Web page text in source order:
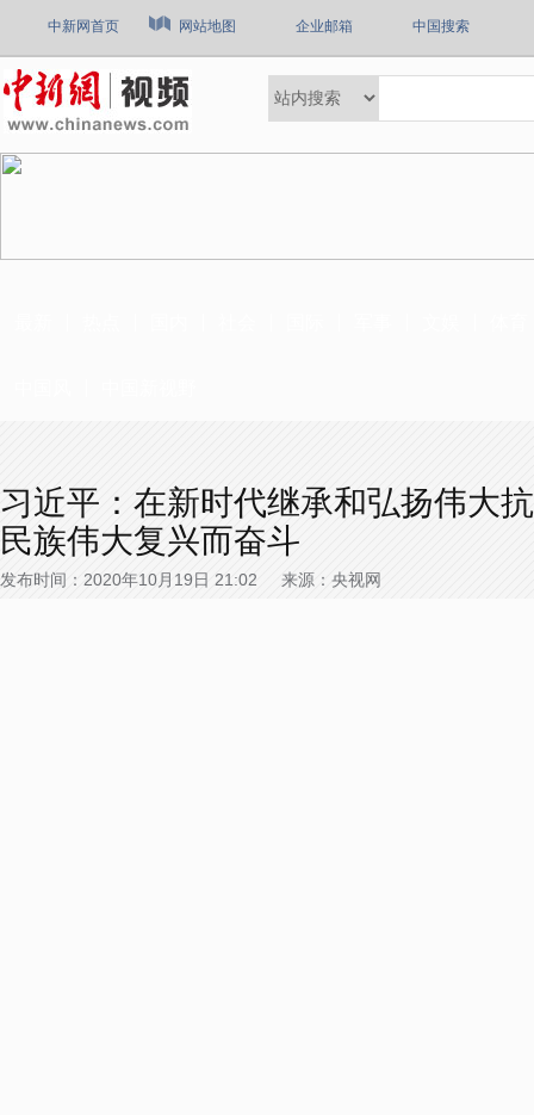
中新网首页 网站地图 企业邮箱 中国搜索
习近平：在新时代继承和弘扬伟大
民族伟大复兴而奋斗
发布时间：2020年10月19日 21:02 来源：央视网